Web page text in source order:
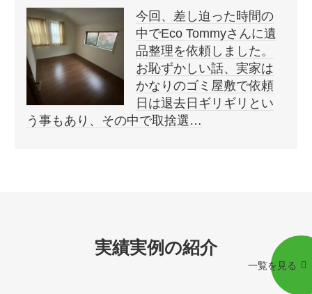
今回、差し迫った時間の
中でEco Tommyさんに遺
品整理を依頼しました。
お恥ずかしい話、実家は
かなりのゴミ屋敷で依頼
日は退去日ギリギリとい
う事もあり、その中で取捨選…
実績実例の紹介
一覧を見る